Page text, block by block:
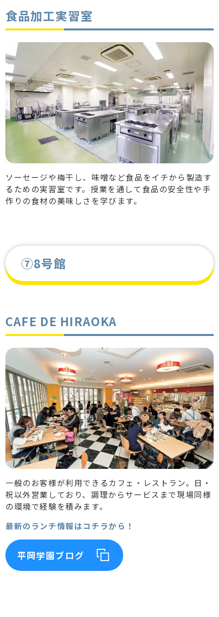
食品加工実習室
ソーセージや梅干し、味噌など食品をイチから製造す
るための実習室です。授業を通して食品の安全性や手
作りの食材の美味しさを学びます。
⑦8号館
CAFE DE HIRAOKA
一般のお客様が利用できるカフェ・レストラン。日・
祝以外営業しており、調理からサービスまで現場同様
の環境で経験を積みます。
最新のランチ情報はコチラから！
平岡学園ブログ